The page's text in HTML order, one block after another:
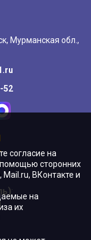
Мурманская обл.,
52
:
согласие на
сторонних
ВКонтакте и
на
их